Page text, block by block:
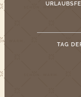
TAG